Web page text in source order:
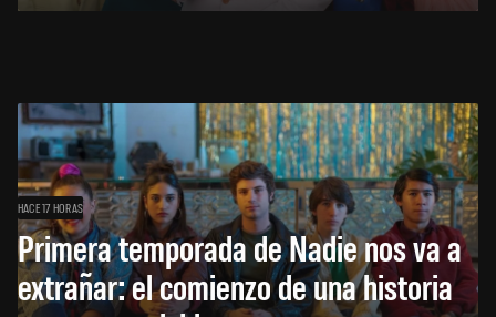
HACE 17 HORAS
Primera temporada de Nadie nos va a
extrañar: el comienzo de una historia